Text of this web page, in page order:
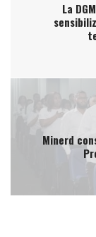
La
Minerd